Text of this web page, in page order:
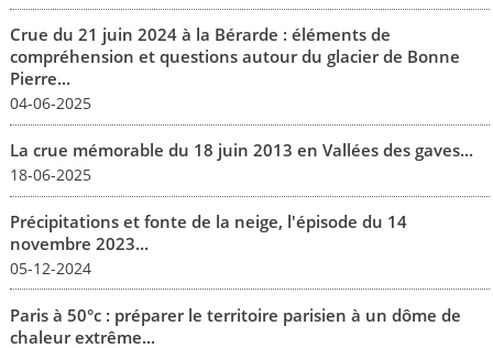
Crue du 21 juin 2024 à la Bérarde : éléments de
compréhension et questions autour du glacier de Bonne
Pierre...
04-06-2025
La crue mémorable du 18 juin 2013 en Vallées des gaves...
18-06-2025
Précipitations et fonte de la neige, l'épisode du 14
novembre 2023...
05-12-2024
Paris à 50°c : préparer le territoire parisien à un dôme de
chaleur extrême...